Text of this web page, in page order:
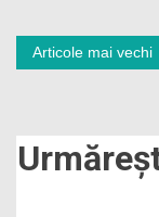
Navigare
articole
Articole mai vechi